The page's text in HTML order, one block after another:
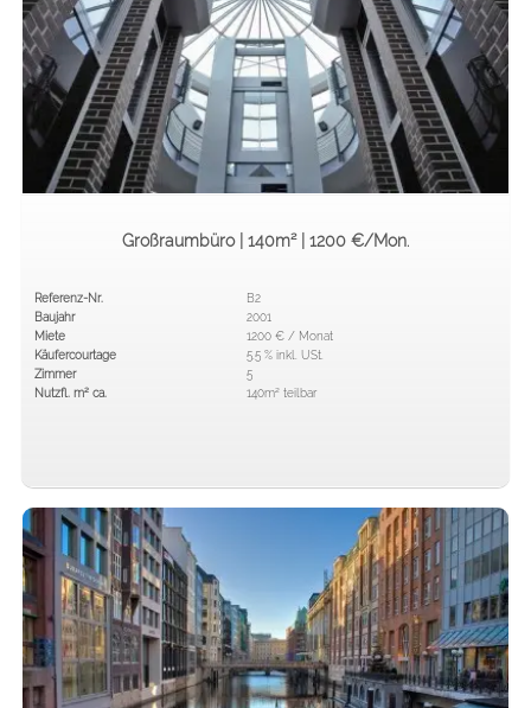
Räume trennbar
Großraumbüro | 140m² | 1200 €/Mon.
Referenz-Nr.
B2
Baujahr
2001
Miete
1200 € / Monat
Käufercourtage
5.5 % inkl. USt.
Zimmer
5
Nutzfl. m² ca.
140m² teilbar